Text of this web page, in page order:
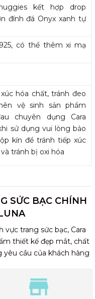
kết hợp drop
đính đá Onyx xanh tự
có thể thêm xi mạ
hóa chất, tránh đeo
vệ sinh sản phẩm
chuyên dụng Cara
sử dụng vui lòng bảo
kín để tránh tiếp xúc
tránh bị oxi hóa
SỨC BẠC CHÍNH
trang sức bạc, Cara
thiết kế đẹp mắt, chất
cầu của khách hàng